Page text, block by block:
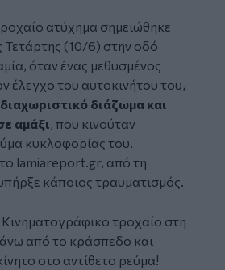
ατύχημα σημειώθηκε
Τετάρτης (10/6) στην οδό
όταν ένας μεθυσμένος
έλεγχο του αυτοκινήτου του,
διάζωμα και
αμάξι, που κινούταν
κυκλοφορίας του.
lamiareport.gr, από τη
κάποιος τραυματισμός.
Κινηματογράφικο τροχαίο στη
από το κράσπεδο και
στο αντίθετο ρεύμα!